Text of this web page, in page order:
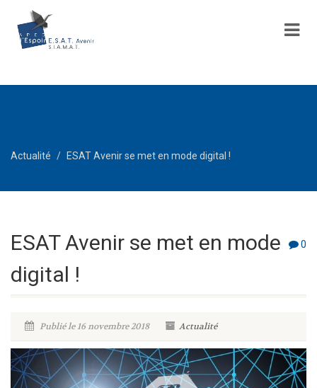
Actualité ESAT Avenir se met en mode digital !
0
ESAT Avenir se met en mode
digital !
Publié le 16 novembre 2018 Actualité